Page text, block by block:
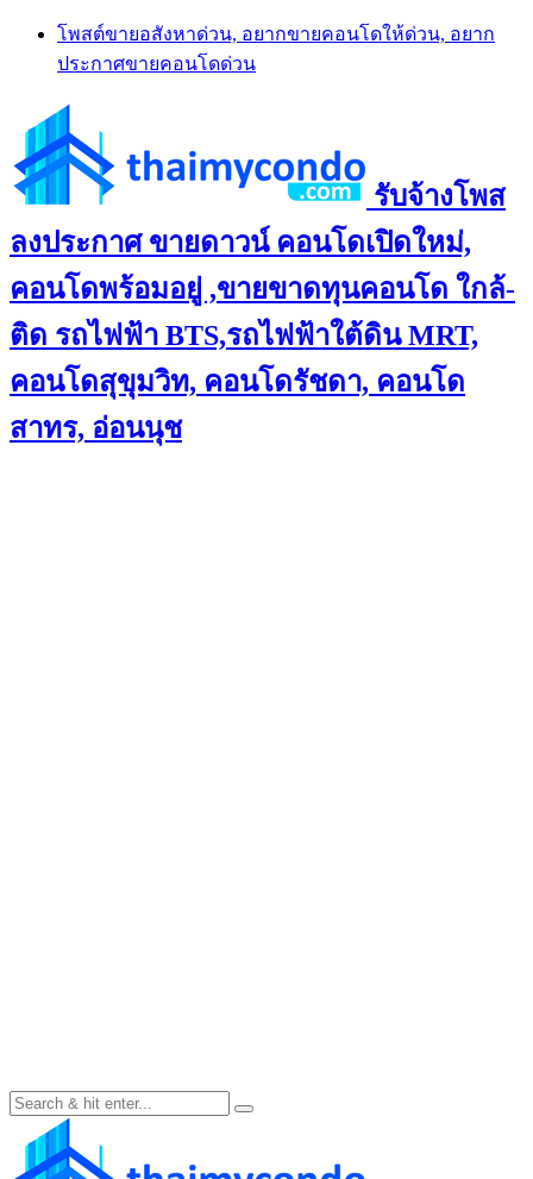
Skip
content
โพสต์ขายอสังหาด่วน, อยากขายคอนโดให้ด่วน, อยาก
ประกาศขายคอนโดด่วน
รับจ้างโพส
ลงประกาศ ขายดาวน์ คอนโดเปิดใหม่,
คอนโดพร้อมอยู่ ,ขายขาดทุนคอนโด ใกล้-
ติด รถไฟฟ้า BTS,รถไฟฟ้าใต้ดิน MRT,
คอนโดสุขุมวิท, คอนโดรัชดา, คอนโด
สาทร, อ่อนนุช